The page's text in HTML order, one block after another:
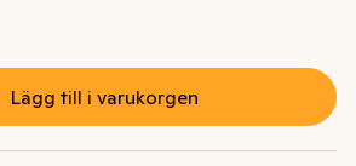
kr
Lägg till i varukorgen